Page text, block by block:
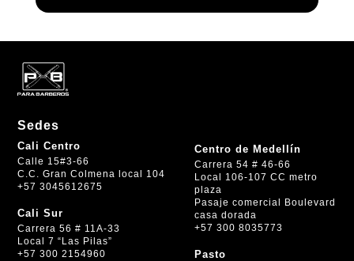
Sedes
Cali Centro
Calle 15#3-66
C.C. Gran Colmena local 104
+57 3045612675
Cali Sur
Carrera 56 # 11A-33
Local 7 “Las Pilas”
+57 300 2154960
Centro de Medellín
Carrera 54 # 46-66
Local 106-107 CC metro
plaza
Pasaje comercial Boulevard
casa dorada
+57 300 8035773
Pasto